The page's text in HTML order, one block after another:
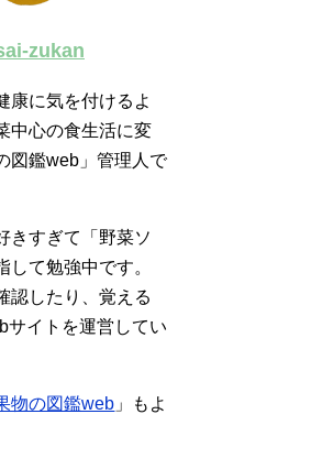
zukan
康に気を付けるよ
中心の食生活に変
図鑑web」管理人で
きすぎて「野菜ソ
して勉強中です。
認したり、覚える
サイトを運営してい
物の図鑑web 」もよ